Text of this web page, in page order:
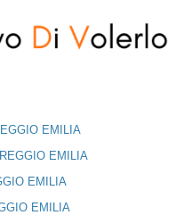
EMILIA
EMILIA
EMILIA
EMILIA